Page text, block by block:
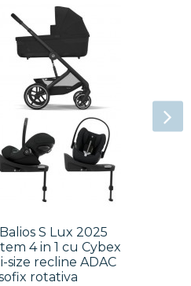
S Lux 2025
4 in 1 cu Cybex
size recline ADAC
rotativa